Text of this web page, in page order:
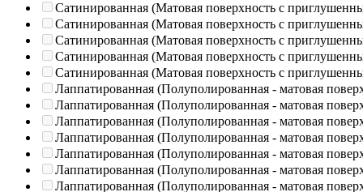
Сатинированная (Матовая поверхность с
Сатинированная (Матовая поверхность с
Сатинированная (Матовая поверхность с
Сатинированная (Матовая поверхность с
Сатинированная (Матовая поверхность с
Лаппатированная (Полуполированная - матовая
Лаппатированная (Полуполированная - матовая
Лаппатированная (Полуполированная - матовая
Лаппатированная (Полуполированная - матовая
Лаппатированная (Полуполированная - матовая
Лаппатированная (Полуполированная - матовая
Лаппатированная (Полуполированная - матовая